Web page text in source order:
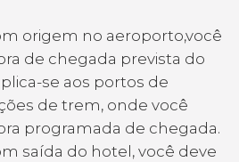
origem no aeroporto,você
de chegada prevista do
se aos portos de
de trem, onde você
programada de chegada.
saída do hotel, você deve